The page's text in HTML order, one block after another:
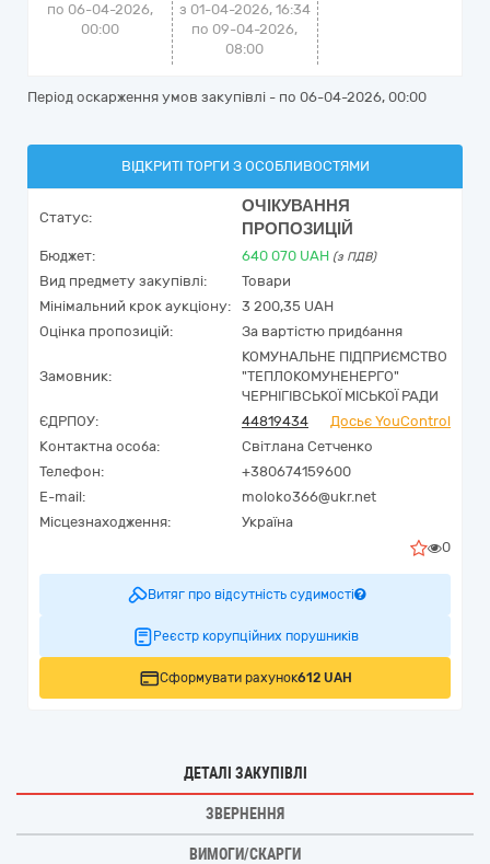
по 06-04-2026,
00:00
з 01-04-2026, 16:34
по 09-04-2026,
08:00
Період оскарження умов закупівлі - по 06-04-2026, 00:00
ВІДКРИТІ ТОРГИ З ОСОБЛИВОСТЯМИ
Статус:
ОЧІКУВАННЯ
ПРОПОЗИЦІЙ
Бюджет: 640 070 UAH (з ПДВ)
Вид предмету закупівлі:
Товари
Мінімальний крок аукціону:
3 200,35 UAH
Оцінка пропозицій:
За вартістю придбання
Замовник:
КОМУНАЛЬНЕ ПІДПРИЄМСТВО
"ТЕПЛОКОМУНЕНЕРГО"
ЧЕРНІГІВСЬКОЇ МІСЬКОЇ РАДИ
ЄДРПОУ:
44819434
Досьє YouControl
Контактна особа:
Світлана Сетченко
Телефон:
+380674159600
E-mail:
moloko366@ukr.net
Місцезнаходження:
Україна
0
Витяг про відсутність судимості
Реєстр корупційних порушників
Сформувати рахунок612 UAH
ДЕТАЛІ ЗАКУПІВЛІ
ЗВЕРНЕННЯ
ВИМОГИ/СКАРГИ